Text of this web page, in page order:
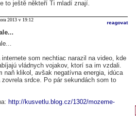
to ještě někteří Ti mladí znají.
2013 v 19:12
reagovat
som nechtiac narazil na video, kde
vládnych vojakov, ktorí sa im vzdali.
naň klikol, avšak negatívna energia, idúca
srdce. Po pár sekundách som to
http://kusvetlu.blog.cz/1302/mozeme-